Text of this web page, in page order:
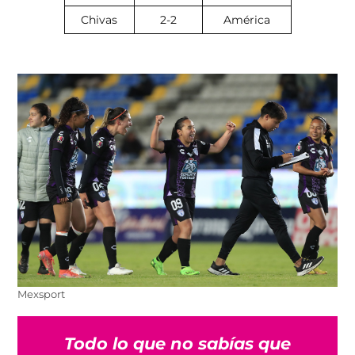
Chivas 2-2 América
Mexsport
Todo lo que no sabías que